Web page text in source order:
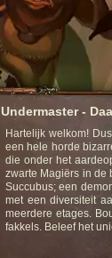
Undermaster -
Hartelijk welkom!
een hele horde
die onder het
zwarte Magiërs in de
Succubus; een
met een diversiteit
meerdere etages.
fakkels. Beleef het